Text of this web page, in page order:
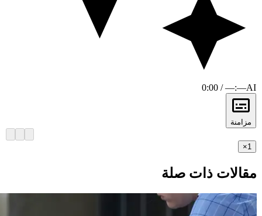
AI
0:00 / —:—
مزامنة
×
مقالات ذات صلة